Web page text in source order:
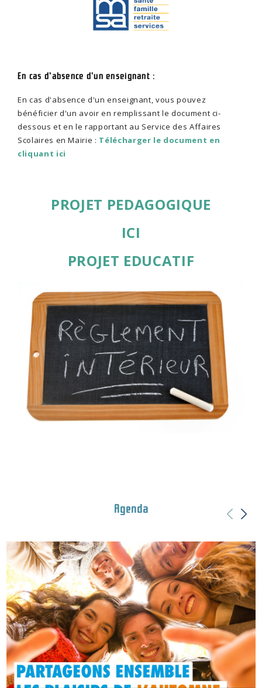
En cas d'absence d'un enseignant :
En cas d'absence d'un enseignant, vous pouvez
bénéficier d'un avoir en remplissant le document ci-
dessous et en le rapportant au Service des Affaires
Scolaires en Mairie : Télécharger le document en
cliquant ici
PROJET PEDAGOGIQUE
ICI
PROJET EDUCATIF
Agenda